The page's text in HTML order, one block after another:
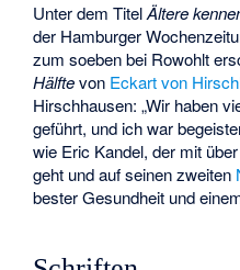
Unter dem TitelÄltere
der Hamburger
zum soeben bei Rowohlt
Hälftevon Eckart von
Hirschhausen: „Wir haben
geführt, und ich war
wie Eric Kandel, der mit
geht und auf seinen zweiten
bester Gesundheit und